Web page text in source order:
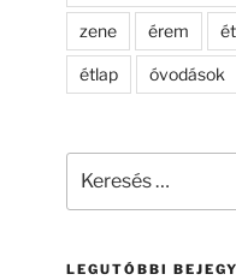
zene érem
étlap óvodások
következő
LEGUTÓBBI